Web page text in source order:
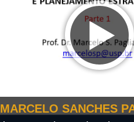
MARCELO SANCHES